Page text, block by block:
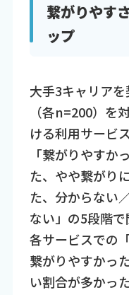
繋がりやす
ップ
大手3キャリア
（各n=200）を
ける利用サービ
「繋がりやすか
た、やや繋がり
た、分からない
ない」の5段階で
各サービスでの
繋がりやすかっ
い割合が多かっ